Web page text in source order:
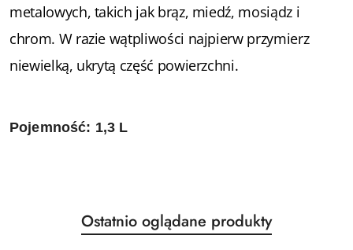
metalowych, takich jak brąz, miedź, mosiądz i
chrom. W razie wątpliwości najpierw przymierz
niewielką, ukrytą część powierzchni.
Pojemność: 1,3 L
Pomiń karuzelę produktów
Produkty
o
Ostatnio oglądane produkty